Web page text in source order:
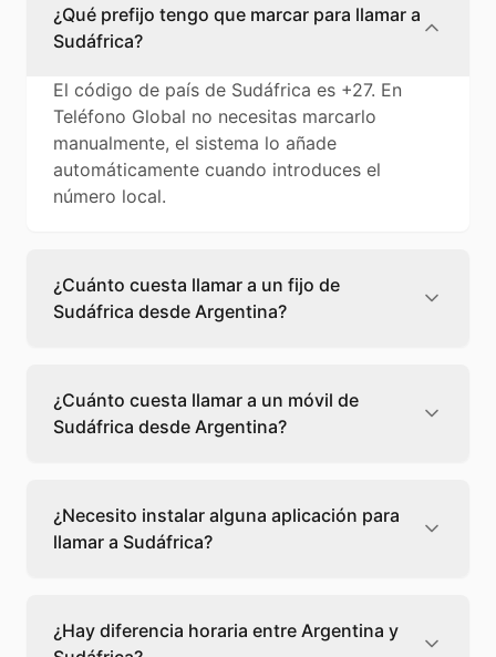
¿Qué prefijo tengo que marcar para llamar a
Sudáfrica?
El código de país de Sudáfrica es +27. En
Teléfono Global no necesitas marcarlo
manualmente, el sistema lo añade
automáticamente cuando introduces el
número local.
¿Cuánto cuesta llamar a un fijo de
Sudáfrica desde Argentina?
cuesta 0,85 €/min con Teléfono Global. Verás
el precio exacto antes de marcar para que
sepas qué vas a gastar.
¿Cuánto cuesta llamar a un móvil de
Sudáfrica desde Argentina?
Argentina cuesta 0,67 €/min con Teléfono
Global. Pagas solo los minutos que hablas, sin
cuotas ni permanencia.
¿Necesito instalar alguna aplicación para
llamar a Sudáfrica?
desde tu navegador web. Solo necesitas una
conexión a internet y podrás llamar
¿Hay diferencia horaria entre Argentina y